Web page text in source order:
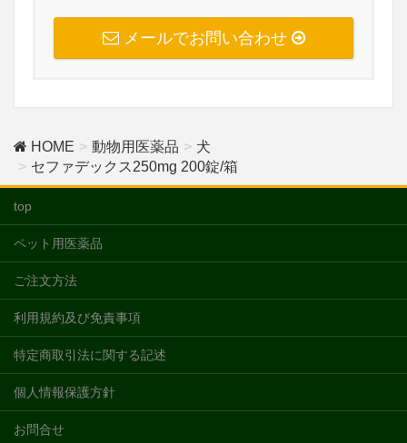
メールでお問い合わせ
HOME 動物用医薬品
犬
セファデックス250mg 200錠/箱
top
ペット用医薬品
ご注文方法
利用規約及び免責事項
特定商取引法に関する記述
個人情報保護方針
お問合せ